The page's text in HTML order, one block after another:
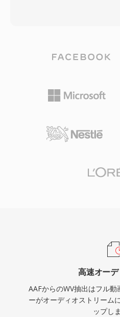
し、放送や映画プロジェ
手段となっています。メ
ーム、クリップ間の関係
フォーム間でのコラボレ
動での再構築を削減しま
方を保持します。コーデ
ディオを処理し、サンプ
まで対応 — DSDコンテ
純粋なロスレスモードで
ージョンでのマルチコア
WavPackはまたAPEv2タ
をサポートし、最も几帳
理ニーズにも対応します
高速オー
AAFからのWV抽出はフル
ーがオーディオストリーム
ップし